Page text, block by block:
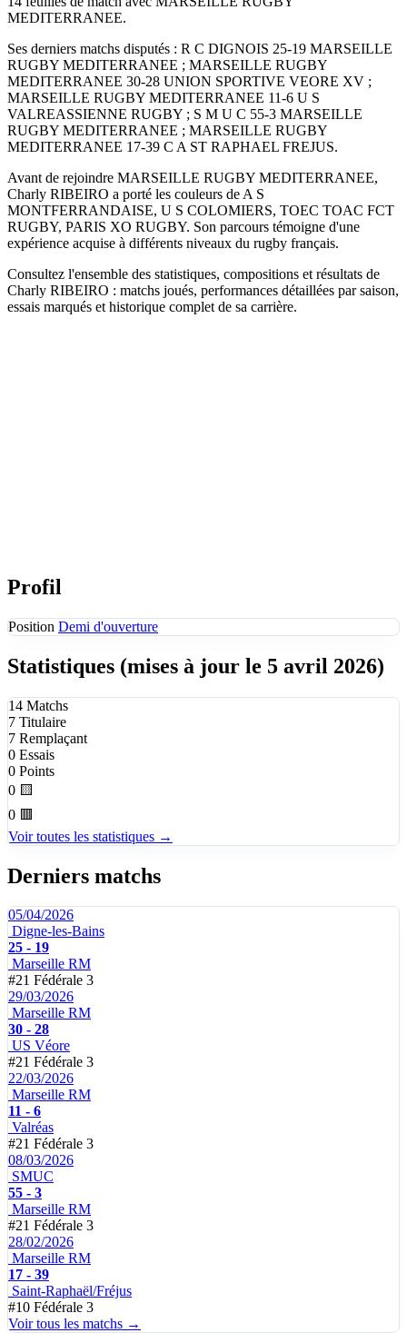
MEDITERRANEE.
Ses derniers matchs disputés : R C DIGNOIS 25-19 MARSEILLE
RUGBY MEDITERRANEE ; MARSEILLE RUGBY
MEDITERRANEE 30-28 UNION SPORTIVE VEORE XV ;
MARSEILLE RUGBY MEDITERRANEE 11-6 U S
VALREASSIENNE RUGBY ; S M U C 55-3 MARSEILLE
RUGBY MEDITERRANEE ; MARSEILLE RUGBY
MEDITERRANEE 17-39 C A ST RAPHAEL FREJUS.
Avant de rejoindre MARSEILLE RUGBY MEDITERRANEE,
Charly RIBEIRO a porté les couleurs de A S
MONTFERRANDAISE, U S COLOMIERS, TOEC TOAC FCT
RUGBY, PARIS XO RUGBY. Son parcours témoigne d'une
expérience acquise à différents niveaux du rugby français.
Consultez l'ensemble des statistiques, compositions et résultats de
Charly RIBEIRO : matchs joués, performances détaillées par saison,
essais marqués et historique complet de sa carrière.
Profil
Position Demi d'ouverture
Statistiques (mises à jour le 5 avril 2026)
14 Matchs
7 Titulaire
7 Remplaçant
0 Essais
0 Points
0 🟨
0 🟥
Voir toutes les statistiques →
Derniers matchs
05/04/2026
Digne-les-Bains
25 - 19
Marseille RM
#21 Fédérale 3
29/03/2026
Marseille RM
30 - 28
US Véore
#21 Fédérale 3
22/03/2026
Marseille RM
11 - 6
Valréas
#21 Fédérale 3
08/03/2026
SMUC
55 - 3
Marseille RM
#21 Fédérale 3
28/02/2026
Marseille RM
17 - 39
Saint-Raphaël/Fréjus
#10 Fédérale 3
Voir tous les matchs →